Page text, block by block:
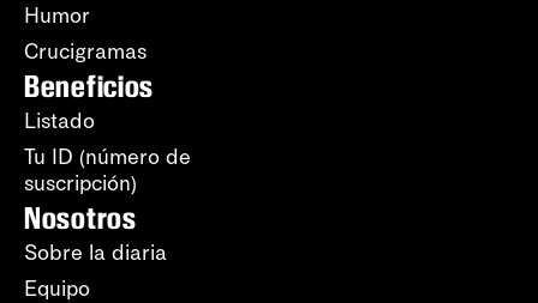
Humor
Crucigramas
Beneficios
Listado
Tu ID (número de
suscripción)
Nosotros
Sobre la diaria
Equipo